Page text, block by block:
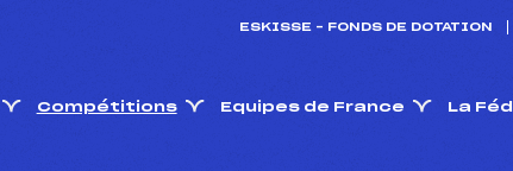
ESKISSE – FONDS DE DOTATION
Compétitions Equipes de France La